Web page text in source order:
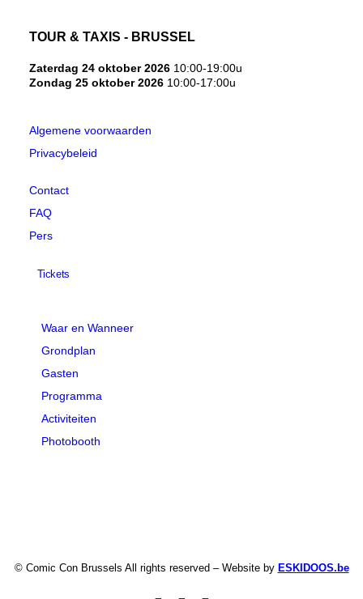
TOUR & TAXIS - BRUSSEL
Zaterdag 24 oktober 2026 10:00-19:00u
Zondag 25 oktober 2026 10:00-17:00u
Algemene voorwaarden
Privacybeleid
Contact
FAQ
Pers
Tickets
Waar en Wanneer
Grondplan
Gasten
Programma
Activiteiten
Photobooth
© Comic Con Brussels All rights reserved – Website by ESKIDOOS.be